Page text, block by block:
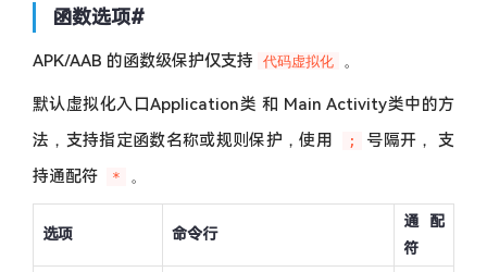
函数选项#
APK/AAB 的函数级保护仅支持 代码虚拟化 。
默认虚拟化入口Application类 和 Main Activity类中的方
法，支持指定函数名称或规则保护，使用
;
号隔开， 支
持通配符
* 。
选项 命令行
通配
符